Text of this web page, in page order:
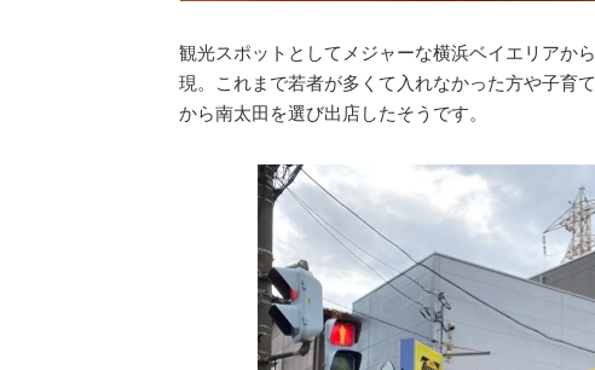
観光スポットとしてメジャーな横浜ベイエリアか
現。これまで若者が多くて入れなかった方や子育
から南太田を選び出店したそうです。